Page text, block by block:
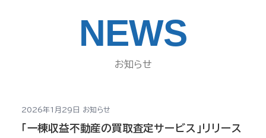
NEWS
お知らせ
2026年1月29日 お知らせ
「一棟収益不動産の買取査定サービス」リリース